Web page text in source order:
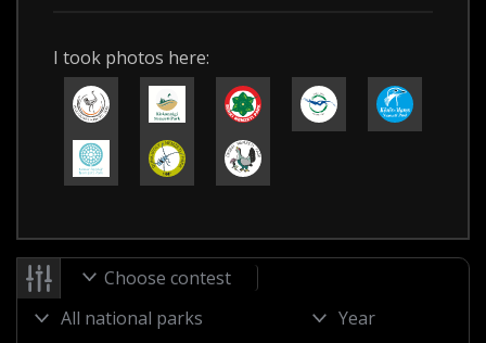
I took photos here:
Choose contest